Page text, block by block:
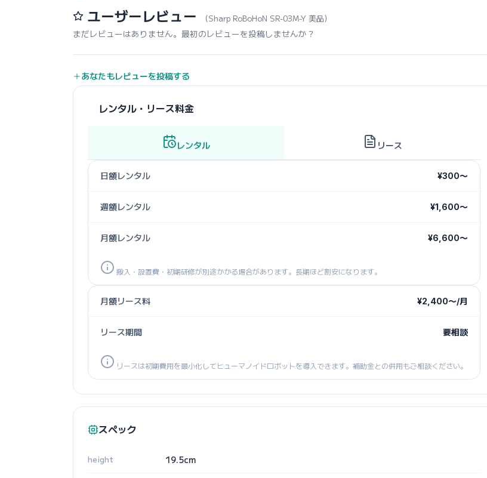
ユーザーレビュー （Sharp RoBoHoN SR-03M-Y 美品）
まだレビューはありません。最初のレビューを投稿しませんか？
あなたもレビューを投稿する
レンタル・リース料金
レンタル リース
日額レンタル ¥300〜
週額レンタル ¥1,600〜
月額レンタル ¥6,600〜
搬入・設置費・初期研修が別途かかる場合があります。長期ほど割安になります。
月額リース料 ¥2,400〜/月
リース期間 要相談
リースは初期費用を最小化してヒューマノイドロボットを導入できます。補助金との併用もご相談ください。
スペック
height 19.5cm